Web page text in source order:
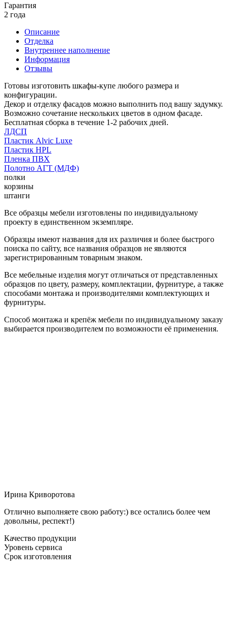
Гарантия
2 года
Описание
Отделка
Внутреннее наполнение
Информация
Отзывы
Готовы изготовить шкафы-купе любого размера и
конфигурации.
Декор и отделку фасадов можно выполнить под вашу задумку.
Возможно сочетание нескольких цветов в одном фасаде.
Бесплатная сборка в течение 1-2 рабочих дней.
ЛДСП
Пластик Alvic Luxe
Пластик HPL
Пленка ПВХ
Полотно АГТ (МДФ)
полки
корзины
штанги
Все образцы мебели изготовлены по индивидуальному
проекту в единственном экземпляре.
Образцы имеют названия для их различия и более быстрого
поиска по сайту, все названия образцов не являются
зарегистрированным товарным знаком.
Все мебельные изделия могут отличаться от представленных
образцов по цвету, размеру, комплектации, фурнитуре, а также
способами монтажа и производителями комплектующих и
фурнитуры.
Способ монтажа и крепёж мебели по индивидуальному заказу
выбирается производителем по возможности её применения.
Ирина Криворотова
Отлично выполняете свою работу:) все остались более чем
довольны, респект!)
Качество продукции
Уровень сервиса
Срок изготовления